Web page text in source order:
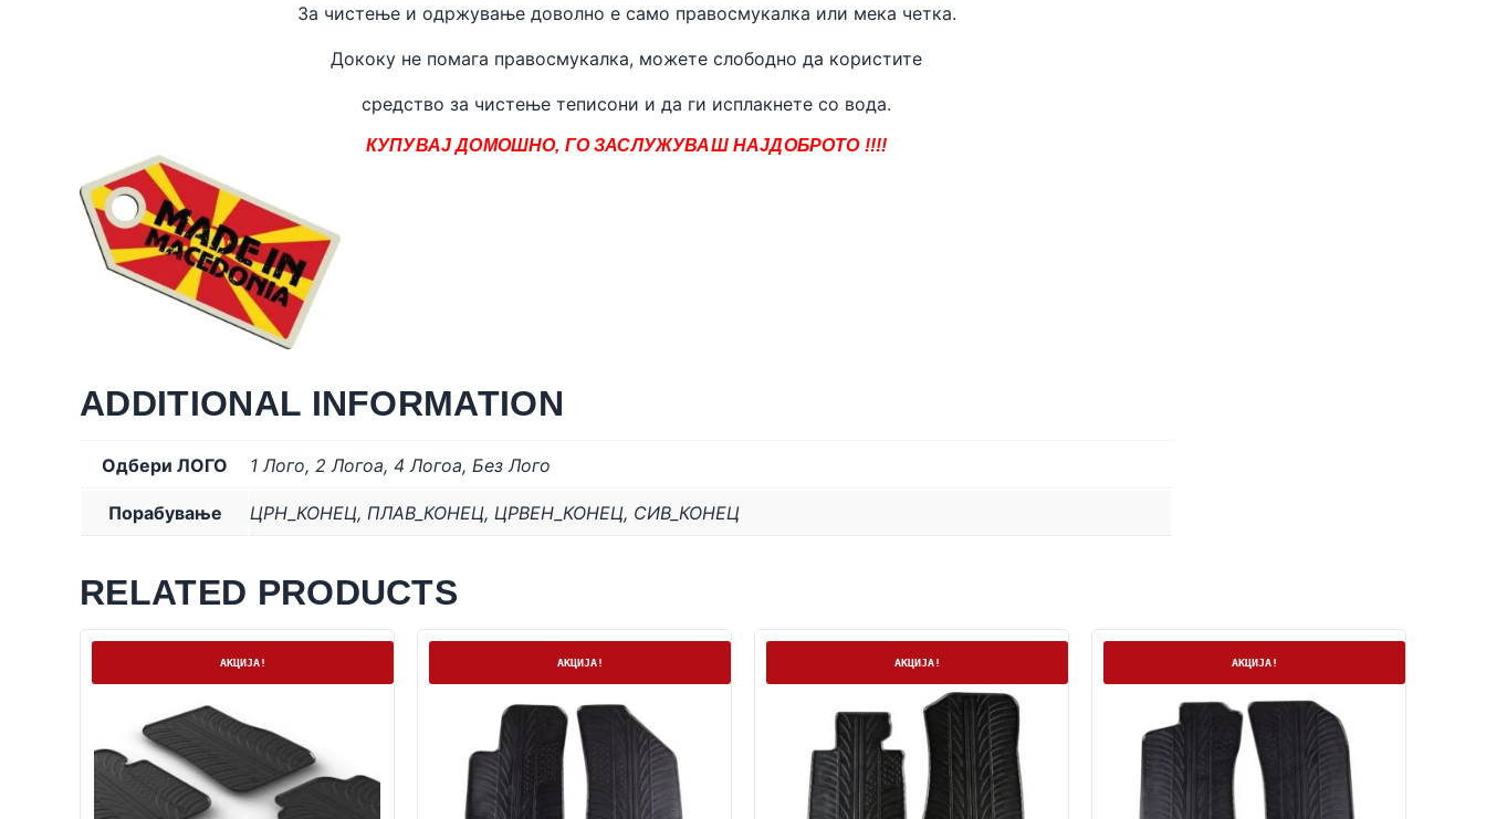
За чистење и одржување доволно е само правосмукалка или мека четка.
Дококу не помага правосмукалка, можете слободно да користите
средство за чистење теписони и да ги исплакнете со вода.
КУПУВАЈ ДОМОШНО, ГО ЗАСЛУЖУВАШ НАЈДОБРОТО !!!!
ADDITIONAL INFORMATION
Одбери ЛОГО 1 Лого, 2 Логоa, 4 Логоa, Без Лого
Порабување ЦРН_КОНЕЦ, ПЛАВ_КОНЕЦ, ЦРВЕН_КОНЕЦ, СИВ_КОНЕЦ
RELATED PRODUCTS
АКЦИЈА! АКЦИЈА! АКЦИЈА! АКЦИЈА!